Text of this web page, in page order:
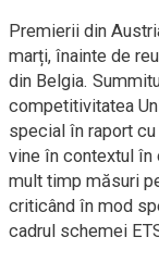
Premierii din
marți, înainte de
din Belgia.
competitivitatea
special în raport
vine în contextul în
mult timp măsuri
criticând în mod
cadrul schemei